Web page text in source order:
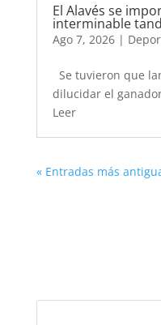
El Alavés se
interminable
Ago 7, 2026|
Se tuvieron que
dilucidar el
Leer
« Entradas más